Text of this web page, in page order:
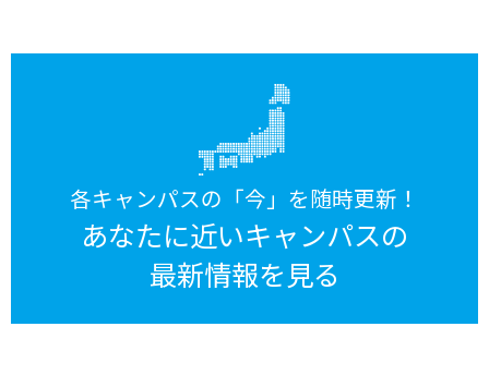
各キャンパスの「今」を随時更新！
あなたに近いキャンパスの
最新情報を見る